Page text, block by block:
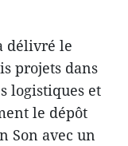
délivré le
projets dans
logistiques et
le dépôt
Son avec un